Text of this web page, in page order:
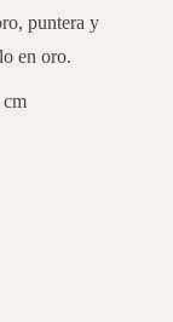
puntera y
en oro.
cm